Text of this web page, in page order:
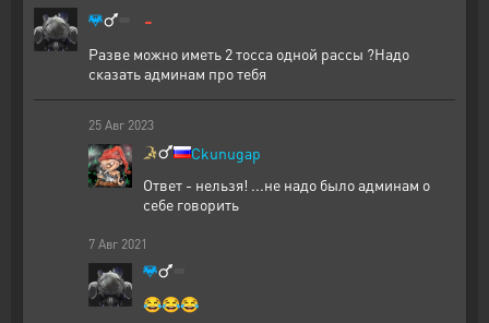
-
Разве можно иметь 2 тосса одной рассы ?Надо
сказать админам про тебя
25 Авг 2023
Ckunugap
Ответ - нельзя! ...не надо было админам о
себе говорить
7 Авг 2021
😂😂😂